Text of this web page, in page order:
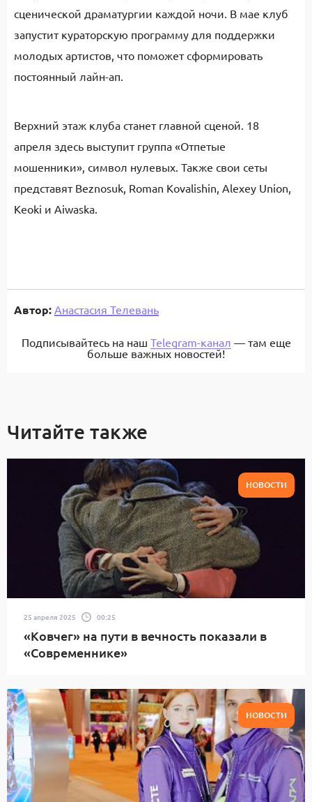
сценической драматургии каждой ночи. В мае клуб
запустит кураторскую программу для поддержки
молодых артистов, что поможет сформировать
постоянный лайн-ап.
Верхний этаж клуба станет главной сценой. 18
апреля здесь выступит группа «Отпетые
мошенники», символ нулевых. Также свои сеты
представят Beznosuk, Roman Kovalishin, Alexey Union,
Keoki и Aiwaska.
Автор: Анастасия Телевань
Подписывайтесь на наш Telegram-канал — там еще
больше важных новостей!
Читайте также
НОВОСТИ
25 апреля 2025 00:25
«Ковчег» на пути в вечность показали в
«Современнике»
НОВОСТИ